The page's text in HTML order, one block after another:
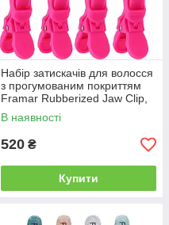
Набір затискачів для волосся
з прогумованим покриттям
Framar Rubberized Jaw Clip,
фуксія, 4 шт (91003)
В наявності
520 ₴
Купити